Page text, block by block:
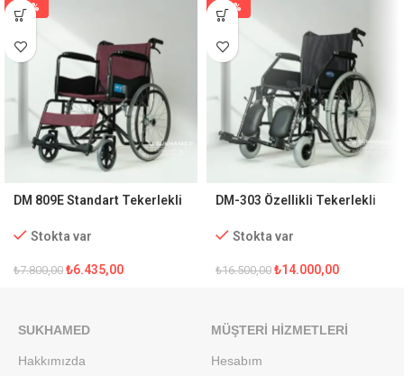
-18%
DM 809E Standart Tekerlekli
Stokta var
₺7.800,00 ₺6.435,00
-15%
DM-303 Özellikli Tekerlekli
Stokta var
₺16.500,00 ₺14.000,00
SUKHAMED
Hakkımızda
MÜŞTERI HIZMETLERI
Hesabım